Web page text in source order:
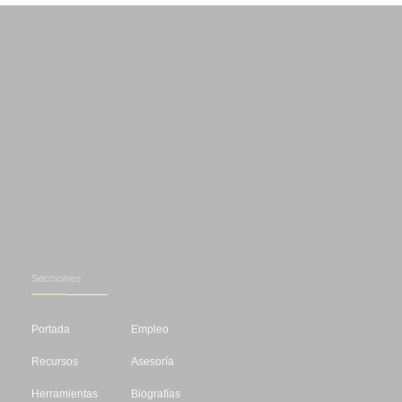
Secciones
Portada
Recursos
Herramientas
Empleo
Asesoría
Biografías